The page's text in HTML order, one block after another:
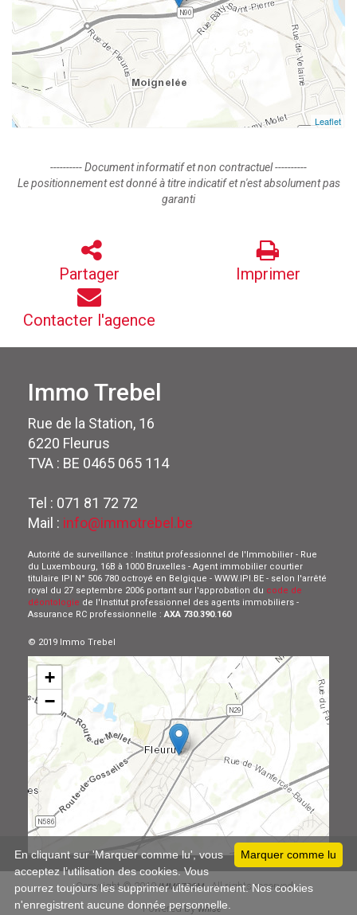
Leaflet
---------- Document informatif et non contractuel ----------
Le positionnement est donné à titre indicatif et n'est absolument pas
garanti
Partager Imprimer
Contacter l'agence
Immo Trebel
Rue de la Station, 16
6220 Fleurus
TVA : BE 0465 065 114
Tel : 071 81 72 72
Mail : info@immotrebel.be
Autorité de surveillance : Institut professionnel de l'Immobilier - Rue
du Luxembourg, 16B à 1000 Bruxelles - Agent immobilier courtier
titulaire IPI N° 506 780 octroyé en Belgique - WWW.IPI.BE - selon l'arrêté
royal du 27 septembre 2006 portant sur l'approbation du code de
déontologie de l'Institut professionnel des agents immobiliers -
Assurance RC professionnelle :AXA 730.390.160
© 2019 Immo Trebel
+
−
Copyright © 2019IMMOZOOMAll rights reserved
Powered byWhise
Marquer comme lu
En cliquant sur 'Marquer comme lu', vous
acceptez l’utilisation des cookies. Vous
pourrez toujours les supprimer ultérieurement. Nos cookies
n'enregistrent aucune donnée personnelle.